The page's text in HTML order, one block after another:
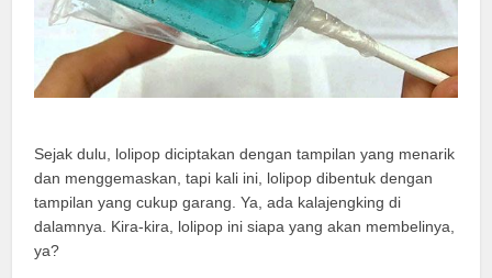
Sejak dulu, lolipop diciptakan dengan tampilan yang menarik
dan menggemaskan, tapi kali ini, lolipop dibentuk dengan
tampilan yang cukup garang. Ya, ada kalajengking di
dalamnya. Kira-kira, lolipop ini siapa yang akan membelinya,
ya?